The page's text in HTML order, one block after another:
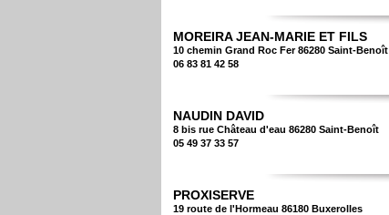
MOREIRA JEAN-MARIE ET FILS
10 chemin Grand Roc Fer 86280 Saint-Benoît
06 83 81 42 58
NAUDIN DAVID
8 bis rue Château d'eau 86280 Saint-Benoît
05 49 37 33 57
PROXISERVE
19 route de l'Hormeau 86180 Buxerolles